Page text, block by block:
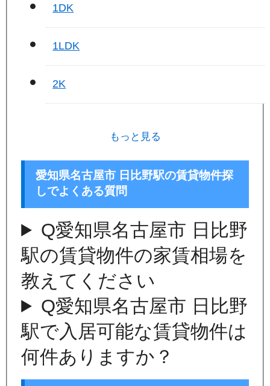
1DK
1LDK
2K
もっと見る
愛知県名古屋市 日比野駅の賃貸物件探
しでよくある質問
Q愛知県名古屋市 日比野
駅の賃貸物件の家賃相場を
教えてください
Q愛知県名古屋市 日比野
駅で入居可能な賃貸物件は
何件ありますか？